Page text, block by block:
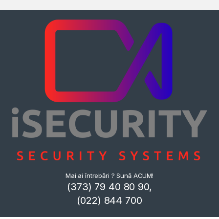
Mai ai întrebări ? Sună ACUM!
(373) 79 40 80 90,
(022) 844 700